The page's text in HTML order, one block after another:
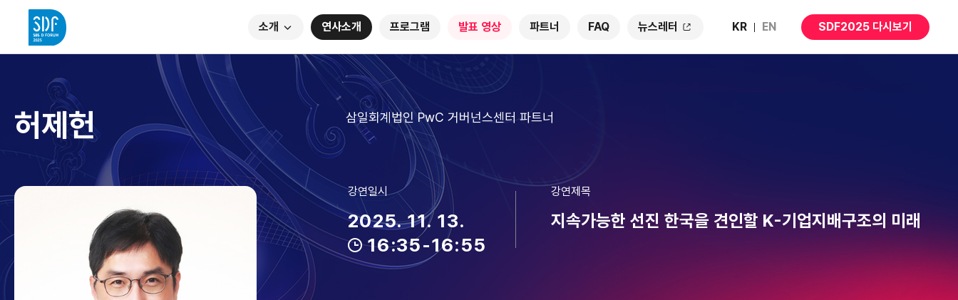
KR EN SDF2025 다시보기
소개 연사소개 프로그램 발표 영상 파트너 FAQ 뉴스레터
허제헌 삼일회계법인 PwC 거버넌스센터 파트너
강연일시
2025. 11. 13.
16:35-16:55
강연제목
지속가능한 선진 한국을 견인할 K-기업지배구조의 미래